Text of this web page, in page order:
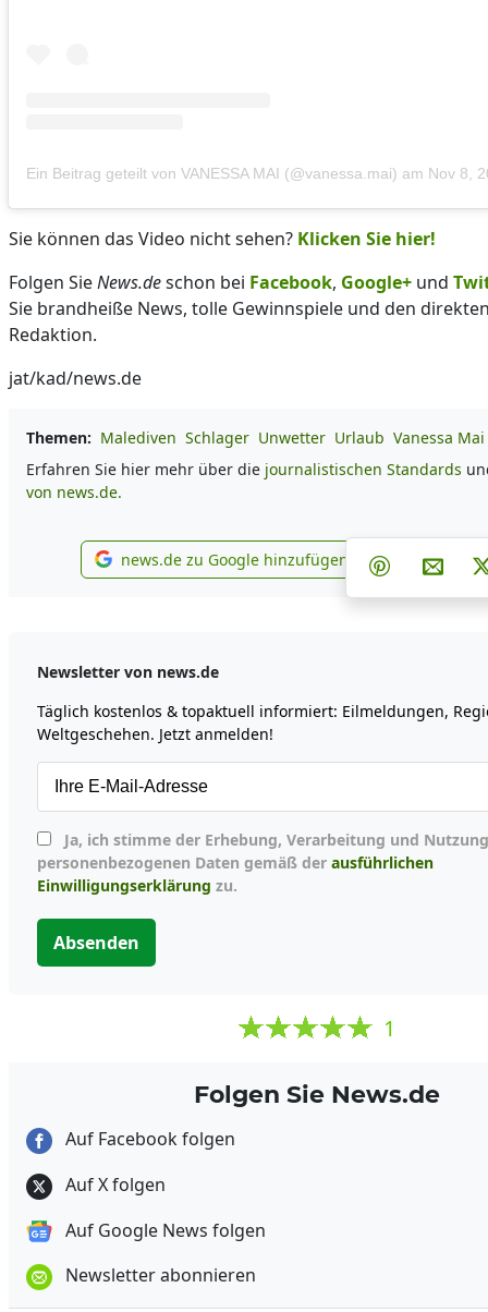
Ein Beitrag geteilt von VANESSA MAI (@vanessa.mai) am Nov 8,
Sie können das Video nicht sehen? Klicken Sie hier!
Folgen SieNews.deschon bei Facebook, Google+ und
Sie brandheiße News, tolle Gewinnspiele und den
Redaktion.
jat/kad/news.de
Themen: Malediven Schlager Unwetter Urlaub Vanessa Mai
Erfahren Sie hier mehr über die journalistischen Standards
von news.de.
news.de zu Google hinzufügen
news.de zu Google hinzufügen Teilen auf
Teilen auf
Per
Newsletter von news.de
Täglich kostenlos & topaktuell informiert: Eilmeldungen,
Weltgeschehen. Jetzt anmelden!
personenbezogenen Daten gemäß der ausführlichen
Einwilligungserklärung zu.
Absenden
1
Folgen Sie News.de
Auf Facebook folgen
Auf X folgen
Auf Google News folgen
Newsletter abonnieren